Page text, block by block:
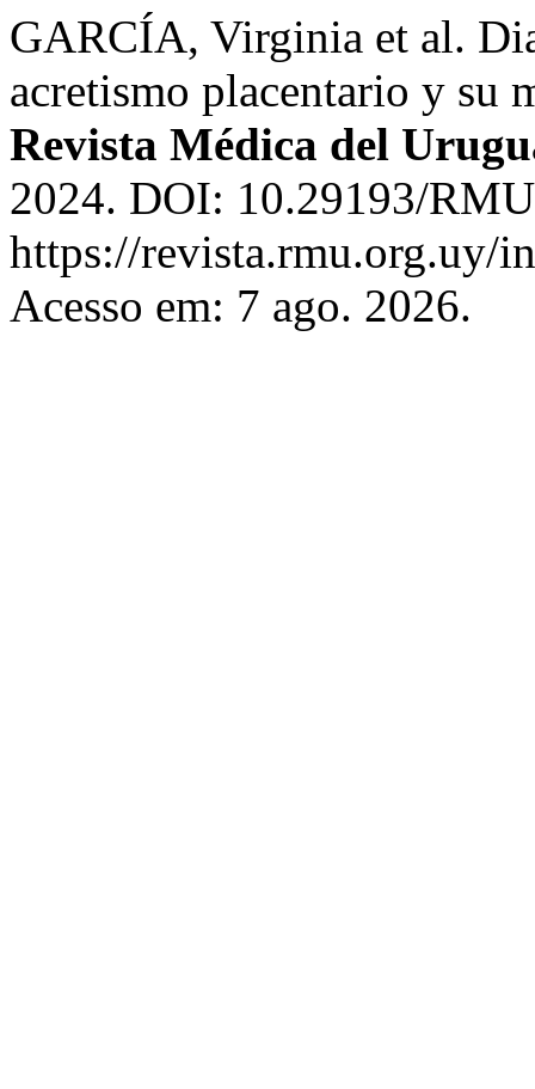
GARCÍA, Virginia et al.
acretismo placentario y su
Revista Médica del
2024. DOI: 10.29193/
https://revista.rmu.org.uy/
Acesso em: 7 ago. 2026.